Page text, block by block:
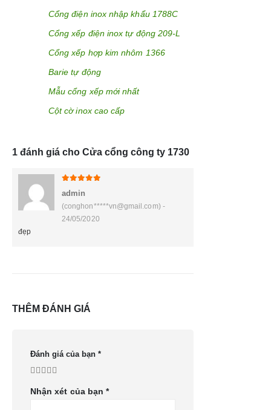
Cổng điện inox nhập khẩu 1788C
Cổng xếp điện inox tự động 209-L
Cổng xếp hợp kim nhôm 1366
Barie tự động
Mẫu cổng xếp mới nhất
Cột cờ inox cao cấp
1 đánh giá cho Cửa cổng công ty 1730
admin
(conghon*****vn@gmail.com) -
24/05/2020
đẹp
THÊM ĐÁNH GIÁ
Đánh giá của bạn *
Nhận xét của bạn*